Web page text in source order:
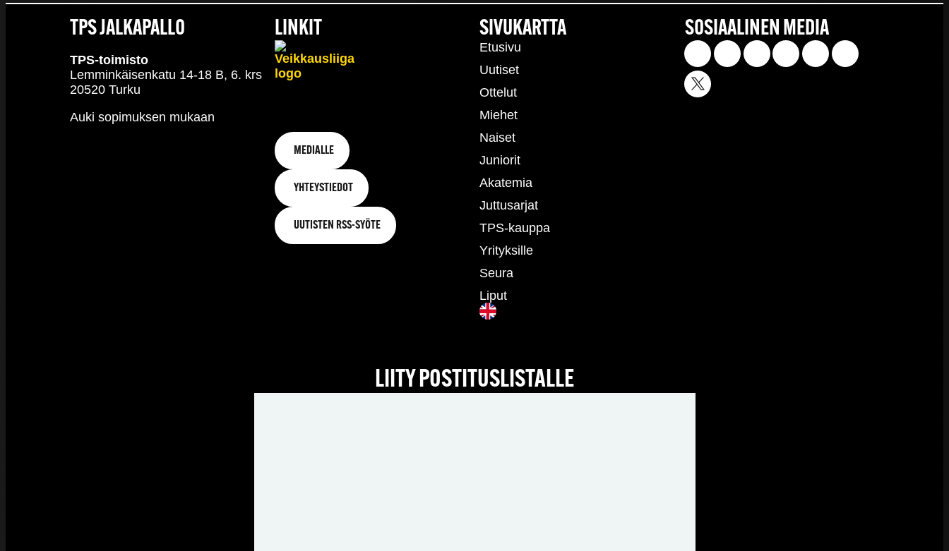
TPS JALKAPALLO
TPS-toimisto
Lemminkäisenkatu 14-18 B, 6. krs
20520 Turku
Auki sopimuksen mukaan
LINKIT
MEDIALLE
YHTEYSTIEDOT
UUTISTEN RSS-SYÖTE
SIVUKARTTA
Etusivu
Uutiset
Ottelut
Miehet
Naiset
Juniorit
Akatemia
Juttusarjat
TPS-kauppa
Yrityksille
Seura
Liput
SOSIAALINEN MEDIA
LIITY POSTITUSLISTALLE